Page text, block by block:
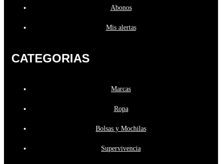
Abonos
Mis alertas
CATEGORIAS
Marcas
Ropa
Bolsas y Mochilas
Supervivencia